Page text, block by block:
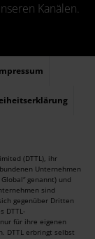
Kanälen.
(DTTL), ihr
Unternehmen
genannt) und
sind
gegenüber Dritten
DTTL-
für ihre eigenen
DTTL erbringt selbst